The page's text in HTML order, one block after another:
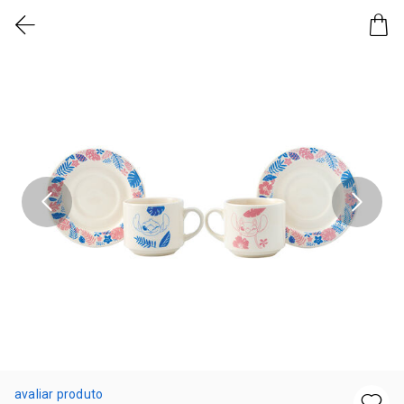
avaliar produto